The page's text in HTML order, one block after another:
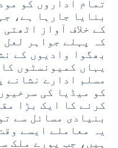
تمام اداروں کو
بنایا جارہا ہے،
کے خلاف آواز
کہ پہلے جواہر
بھگوا وادیوں کے
یہاں کمیونسٹوں
مسلم ادارے نشانے
کو میڈیا کی
کرنے کا ایک بڑا
بنیادی مسائل سے
یہ معاملے ایسے
ہیں، جب پورے ملک